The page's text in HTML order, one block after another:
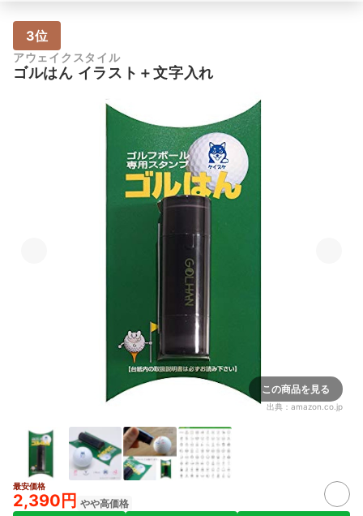
3位
アウェイクスタイル
ゴルはん イラスト＋文字入れ
この商品を見る
出典： amazon.co.jp
最安価格
2,390円 やや高価格